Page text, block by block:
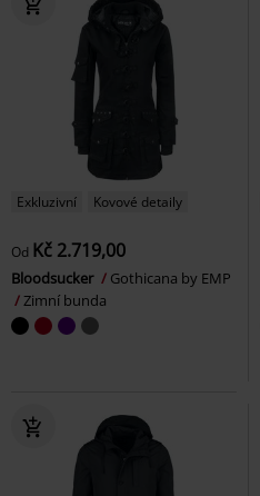
Exkluzivní Kovové detaily
Od Kč 2.719,00
Bloodsucker
Gothicana by EMP
Zimní bunda